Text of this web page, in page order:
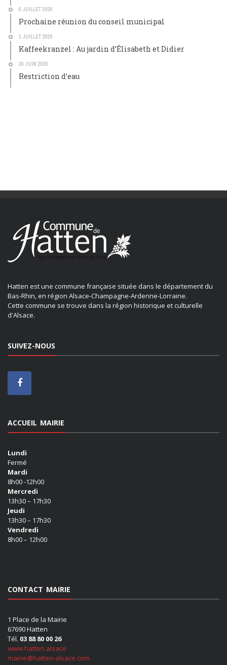
6 JUILLET 2026
Prochaine réunion du conseil municipal
1 JUILLET 2026
Kaffeekranzel : Au jardin d’Élisabeth et Didier
30 JUIN 2026
Restriction d’eau
Hatten est une commune française située dans le département du
Bas-Rhin, en région Alsace-Champagne-Ardenne-Lorraine.
Cette commune se trouve dans la région historique et culturelle
d'Alsace.
SUIVEZ-NOUS
ACCUEIL MAIRIE
Lundi
Fermé
Mardi
8h00 -12h00
Mercredi
13h30 – 17h30
Jeudi
13h30 – 17h30
Vendredi
8h00 – 12h00
CONTACT MAIRIE
1 Place de la Mairie
67690 Hatten
Tél. 03 88 80 00 26
www.hatten.alsace
mairie@hatten-alsace.com